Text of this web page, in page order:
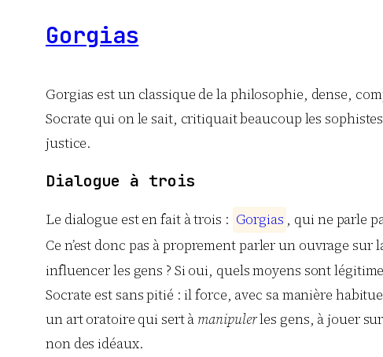
Gorgias
Gorgias est un classique de la philosophie, dense,
Socrate qui on le sait, critiquait beaucoup les
justice.
Dialogue à trois
Le dialogue est en fait à trois : Gorgias , qui ne parle
Ce n’est donc pas à proprement parler un ouvrage sur
influencer les gens ? Si oui, quels moyens sont
Socrate est sans pitié : il force, avec sa manière
un art oratoire qui sert à manipulerles gens, à jouer
non des idéaux.